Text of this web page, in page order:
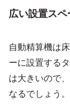
広い設置ス
自動精算機は
ーに設置する
は大きいので
なるでしょう。